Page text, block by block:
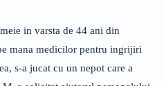
in varsta de 44 ani din
mana medicilor pentru ingrijiri
s-a jucat cu un nepot care a